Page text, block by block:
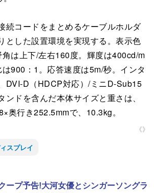
続コードをまとめるケーブルホルダ
とした設置環境を実現する。表示色
は上下/左右160度。輝度は400cd/m
900：1。応答速度は5m/秒。インタ
DVI-D（HDCP対応）/ミニD-Sub15
ンドを含んだ本体サイズと重さは、
奥行き252.5mmで、10.3kg。
《》
スプレイ
ープ予告!大河女優とシンガーソングラ